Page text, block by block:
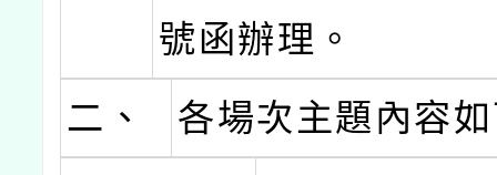
號函辦理。
二、
各場次主題內容